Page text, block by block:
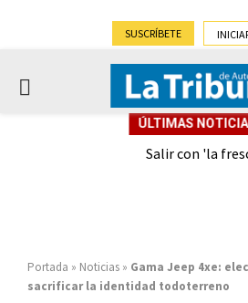
SUSCRÍBETE
PRIMARY
ÚLTIMAS
Salir con 'la
Portada » Noticias » Gama Jeep 4xe:
sacrificar la identidad todoterreno